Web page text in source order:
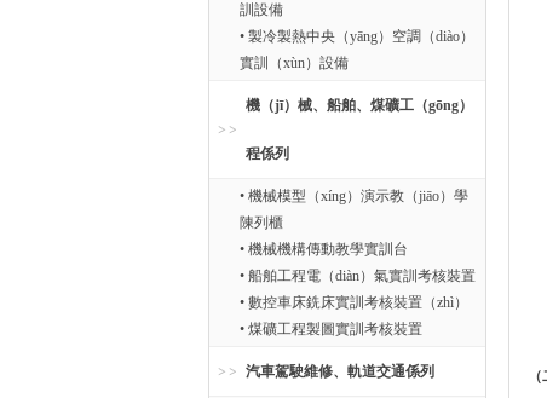
訓設備
• 製冷製熱中央（yāng）空調（diào）
實訓（xùn）設備
機（jī）械、船舶、煤礦工（gōng）
程係列
• 機械模型（xíng）演示教（jiāo）學
陳列櫃
• 機械機構傳動教學實訓台
• 船舶工程電（diàn）氣實訓考核裝置
• 數控車床銑床實訓考核裝置（zhì）
• 煤礦工程製圖實訓考核裝置
汽車駕駛維修、軌道交通係列